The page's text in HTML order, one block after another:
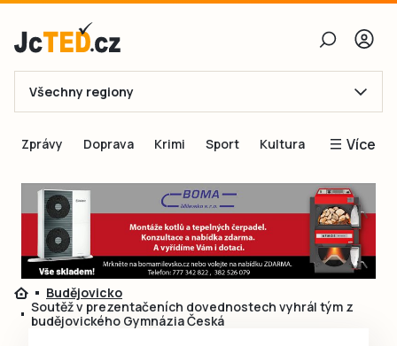
E-mail
Obnovit heslo
Přihlásit se
Přihlásit se přes Facebook
Ještě nemám účet, chci se
Všechny regiony
Zprávy Doprava Krimi Sport Kultura Více
Blogy
Inspirace
Čtenáři píší
Speciální přílohy
Budějovicko
Soutěž v prezentačeních dovednostech vyhrál tým z
budějovického Gymnázia Česká